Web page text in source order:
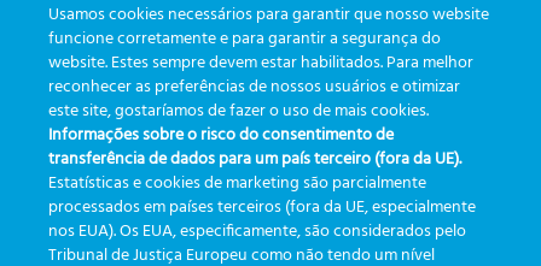
Künstliche Intelligenz in der
Entscheidungsfindung:
Warum sie wichtig ist (und
wie sie im Labor alles
verändert)
Wie Rückverfolgbarkeit die
Verschwendung von
Materialien im
Gesundheitswesen aufdeckt
und stoppt.
Usamos cookies necessários para garantir que nosso website
funcione corretamente e para garantir a segurança do
website. Estes sempre devem estar habilitados. Para melhor
reconhecer as preferências de nossos usuários e otimizar
este site, gostaríamos de fazer o uso de mais cookies.
Informações sobre o risco do consentimento de
transferência de dados para um país terceiro (fora da UE).
Estatísticas e cookies de marketing são parcialmente
processados em países terceiros (fora da UE, especialmente
nos EUA). Os EUA, especificamente, são considerados pelo
Tribunal de Justiça Europeu como não tendo um nível